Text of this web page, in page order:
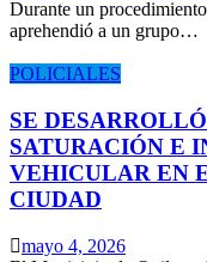
Durante un
aprehendió a un grupo…
POLICIALES
SE
SATURACIÓN E
VEHICULAR EN
CIUDAD
mayo 4, 2026